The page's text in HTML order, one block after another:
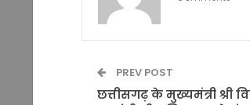
PREV POST
छत्तीसगढ़ के मुख्यमंत्री श्री